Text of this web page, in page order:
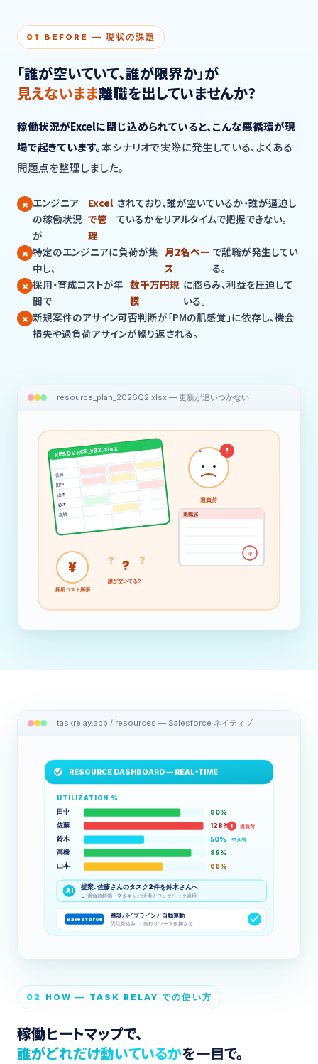
01 BEFORE — 現状の課題
「誰が空いていて、誰が限界か」が
見えないまま離職を出していませんか?
稼働状況がExcelに閉じ込められていると、こんな悪循環が現
場で起きています。本シナリオで実際に発生している、よくある
問題点を整理しました。
エンジニア
の稼働状況
が
Excel
で管
理
されており、誰が空いているか・誰が逼迫し
ているかをリアルタイムで把握できない。
特定のエンジニアに負荷が集
中し、
月2名ペー
ス
で離職が発生してい
る。
採用・育成コストが年
間で
数千万円規
模
に膨らみ、利益を圧迫して
いる。
新規案件のアサイン可否判断が「PMの肌感覚」に依存し、機会
損失や過負荷アサインが繰り返される。
resource_plan_2026Q2.xlsx — 更新が追いつかない
RESOURCE_v32.xlsx
佐藤
田中
山本
鈴木
高橋
!
過負荷
退職届
印
¥
採用コスト膨張
? ? ?
誰が空いてる?
02 HOW — TASK RELAY での使い方
稼働ヒートマップで、
誰がどれだけ動いているかを一目で。
taskrelay.app / resources — Salesforce ネイティブ
RESOURCE DASHBOARD — REAL-TIME
UTILIZATION %
田中
80%
佐藤 128% ! 過負荷
鈴木 50% 空き有
高橋
89%
山本
66%
AI
提案: 佐藤さんのタスク2件を鈴木さんへ
→ 過負荷解消・空きキャパ活用 / ワンクリック適用
Salesforce
商談パイプラインと自動連動
受注見込み → 先行リソース仮押さえ